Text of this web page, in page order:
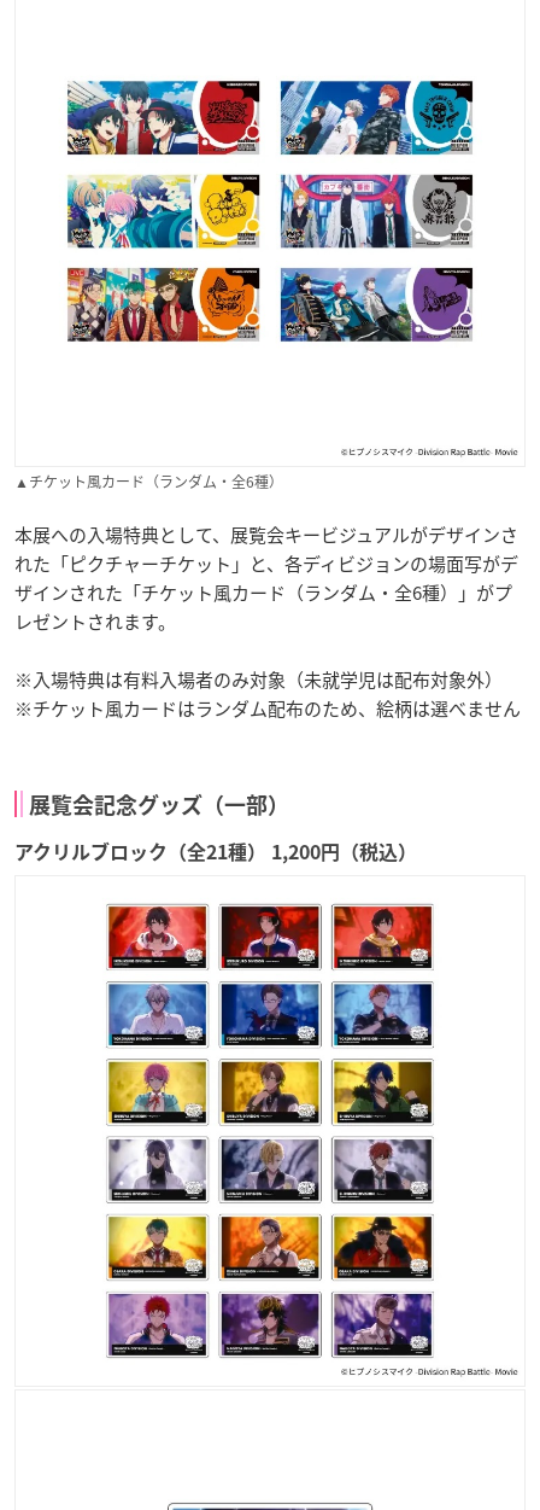
▲チケット風カード（ランダム・全6種）
本展への入場特典として、展覧会キービジュアルがデザインさ
れた「ピクチャーチケット」と、各ディビジョンの場面写がデ
ザインされた「チケット風カード（ランダム・全6種）」がプ
レゼントされます。
※入場特典は有料入場者のみ対象（未就学児は配布対象外）
※チケット風カードはランダム配布のため、絵柄は選べません
展覧会記念グッズ（一部）
アクリルブロック（全21種） 1,200円（税込）